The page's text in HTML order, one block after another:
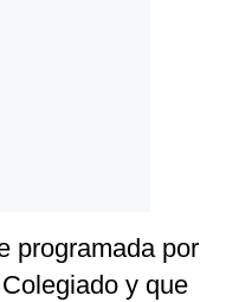
programada por
y que